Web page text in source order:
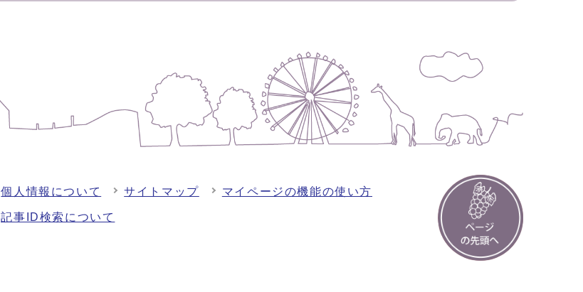
個人情報について サイトマップ マイページの機能の使い方
記事ID検索について